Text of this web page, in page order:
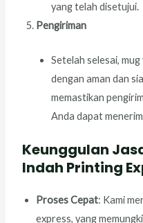
yang telah disetujui.
Pengiriman
Setelah selesai,
dengan aman dan
memastikan
Anda dapat
Keunggulan
Indah Printing
Proses Cepat: Kami
express, yang